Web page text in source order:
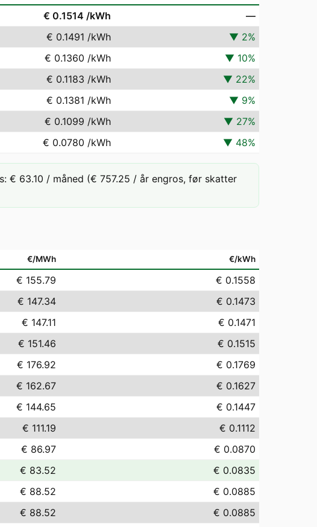
€ 0.1514 /kWh
—
€ 0.1491 /kWh ▼ 2%
€ 0.1360 /kWh ▼ 10%
€ 0.1183 /kWh ▼ 22%
€ 0.1381 /kWh ▼ 9%
€ 0.1099 /kWh ▼ 27%
€ 0.0780 /kWh ▼ 48%
€ 63.10 / måned (€ 757.25 / år engros, før skatter
€/MWh €/kWh
€ 155.79
€ 0.1558
€ 147.34
€ 0.1473
€ 147.11
€ 0.1471
€ 151.46
€ 0.1515
€ 176.92
€ 0.1769
€ 162.67
€ 0.1627
€ 144.65
€ 0.1447
€ 111.19
€ 0.1112
€ 86.97
€ 0.0870
€ 83.52
€ 0.0835
€ 88.52
€ 0.0885
€ 88.52
€ 0.0885